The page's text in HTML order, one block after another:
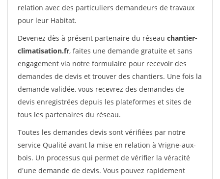
relation avec des particuliers demandeurs de travaux
pour leur Habitat.
Devenez dès à présent partenaire du réseau chantier-
climatisation.fr, faites une demande gratuite et sans
engagement via notre formulaire pour recevoir des
demandes de devis et trouver des chantiers. Une fois la
demande validée, vous recevrez des demandes de
devis enregistrées depuis les plateformes et sites de
tous les partenaires du réseau.
Toutes les demandes devis sont vérifiées par notre
service Qualité avant la mise en relation à Vrigne-aux-
bois. Un processus qui permet de vérifier la véracité
d'une demande de devis. Vous pouvez rapidement